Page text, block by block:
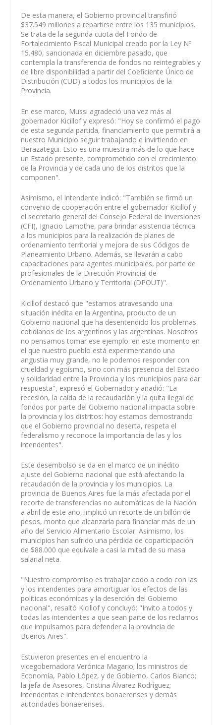
De esta manera, el Gobierno provincial transfirió
$37.549 millones a repartirse entre los 135 municipios.
Se trata de la segunda cuota del Fondo de
Fortalecimiento Fiscal Municipal creado por la Ley Nº
15.480, sancionada en diciembre pasado, que
contempla la transferencia de fondos no reintegrables y
de libre disponibilidad a partir del Coeficiente Único de
Distribución (CUD) a todos los municipios de la
Provincia.
En ese marco, Mussi agradeció una vez más al
gobernador Kicillof y expresó: "Hoy se confirmó el pago
de esta segunda partida, financiamiento que permitirá a
nuestro Municipio seguir trabajando e invirtiendo en
Berazategui. Esto es una muestra más de lo que hace
un Estado presente, comprometido con el crecimiento
de la Provincia y de cada uno de los distritos que la
componen".
Asimismo, el Intendente indicó: "También se firmó un
convenio de cooperación entre el gobernador Kicillof y
el secretario general del Consejo Federal de Inversiones
(CFI), Ignacio Lamothe, para brindar asistencia técnica
a los municipios para la realización de planes de
ordenamiento territorial y mejora de sus Códigos de
Planeamiento Urbano. Además, se llevarán a cabo
capacitaciones para agentes municipales, por parte de
profesionales de la Dirección Provincial de
Ordenamiento Urbano y Territorial (DPOUT)".
Kicillof destacó que "estamos atravesando una
situación inédita en la Argentina, producto de un
Gobierno nacional que ha desentendido los problemas
cotidianos de los argentinos y las argentinas. Nosotros
no pensamos tomar ese ejemplo: en este momento en
el que nuestro pueblo está experimentando una
angustia muy grande, no le podemos responder con
crueldad y egoísmo, sino con más presencia del Estado
y solidaridad entre la Provincia y los municipios para dar
respuesta", expresó el Gobernador y añadió: "La
recesión, la caída de la recaudación y la quita ilegal de
fondos por parte del Gobierno nacional impacta sobre
la provincia y los distritos: hoy estamos demostrando
que el Gobierno provincial no deserta, respeta el
federalismo y reconoce la importancia de las y los
intendentes".
Este desembolso se da en el marco de un inédito
ajuste del Gobierno nacional que está afectando la
recaudación de la provincia y los municipios. La
provincia de Buenos Aires fue la más afectada por el
recorte de transferencias no automáticas de la Nación:
a abril de este año, implicó un recorte de un billón de
pesos, monto que alcanzaría para financiar más de un
año del Servicio Alimentario Escolar. Asimismo, los
municipios han sufrido una pérdida de coparticipación
de $88.000 que equivale a casi la mitad de su masa
salarial neta.
"Nuestro compromiso es trabajar codo a codo con las
y los intendentes para amortiguar los efectos de las
políticas económicas y la deserción del Gobierno
nacional", resaltó Kicillof y concluyó: "Invito a todos y
todas las intendentes a que sean parte de los reclamos
que impulsamos para defender a la provincia de
Buenos Aires".
Estuvieron presentes en el encuentro la
vicegobernadora Verónica Magario; los ministros de
Economía, Pablo López, y de Gobierno, Carlos Bianco;
la jefa de Asesores, Cristina Álvarez Rodríguez;
intendentas e intendentes bonaerenses y demás
autoridades bonaerenses.